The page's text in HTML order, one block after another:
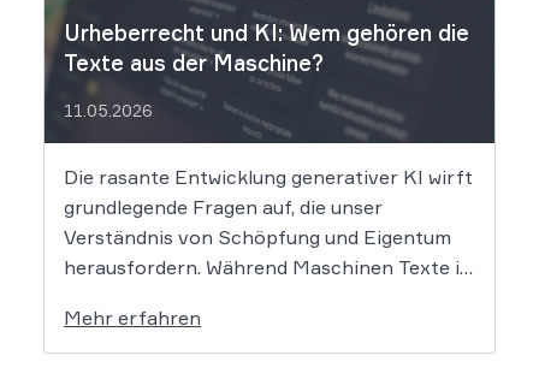
Urheberrecht und KI: Wem gehören die
Texte aus der Maschine?
11.05.2026
Die rasante Entwicklung generativer KI wirft
grundlegende Fragen auf, die unser
Verständnis von Schöpfung und Eigentum
herausfordern. Während Maschinen Texte in
Rechtswissenschaft um die Antwort, ob und
wie diese Werke geschützt sind: Ein Problem,
Mehr erfahren